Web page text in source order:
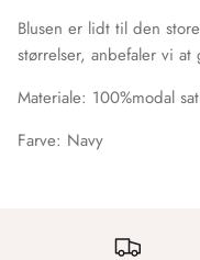
Blusen er lidt til den
størrelser, anbefaler vi at
Materiale: 100%modal
Farve: Navy